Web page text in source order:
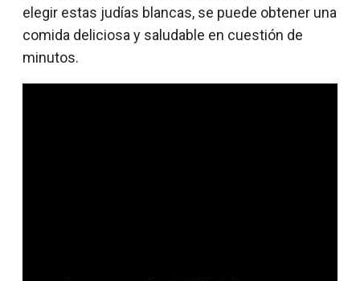
elegir estas judías blancas, se puede obtener una
comida deliciosa y saludable en cuestión de
minutos.